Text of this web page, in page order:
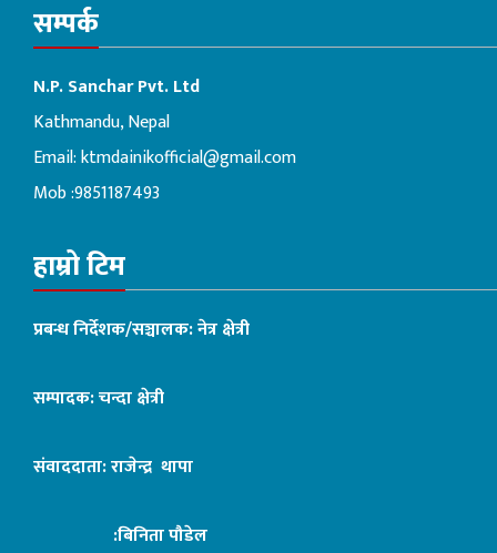
सम्पर्क
N.P. Sanchar Pvt. Ltd
Kathmandu, Nepal
Email:ktmdainikofficial@gmail.com
Mob :9851187493
हाम्रो टिम
प्रबन्ध निर्देशक/सञ्चालक: नेत्र क्षेत्री
सम्पादक: चन्दा क्षेत्री
संवाददाता: राजेन्द्र थापा
:बिनिता पौडेल